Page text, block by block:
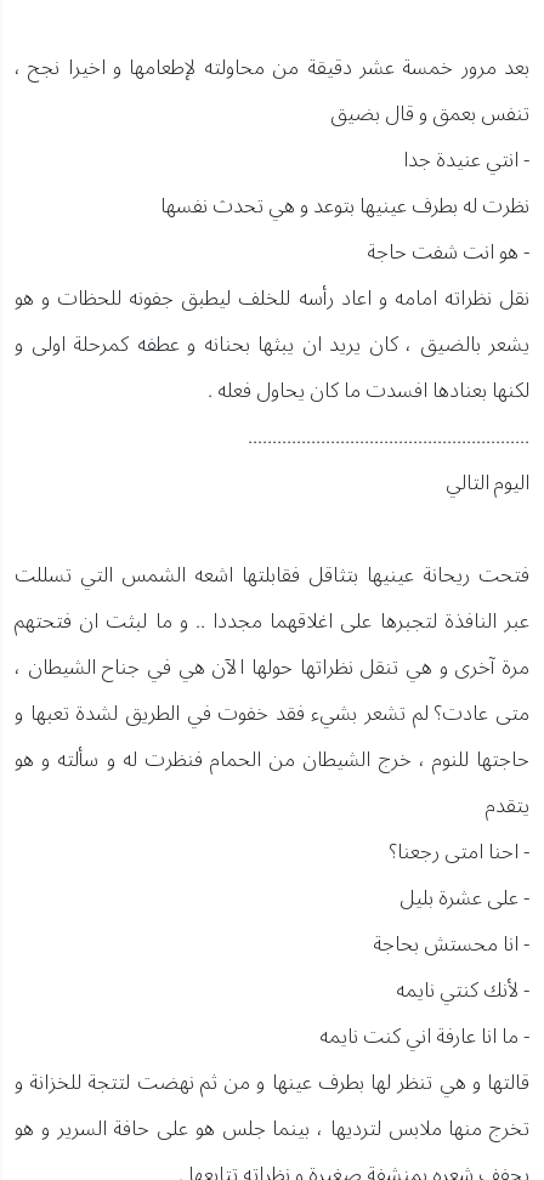
بعد مرور خمسة عشر دقيقة من محاولته لإطعامها و اخيرا نجح ،
تنفس بعمق و قال بضيق
- انتي عنيدة جدا
نظرت له بطرف عينيها بتوعد و هي تحدث نفسها
- هو انت شفت حاجة
نقل نظراته امامه و اعاد رأسه للخلف ليطبق جفونه للحظات و هو
يشعر بالضيق ، كان يريد ان يبثها بحنانه و عطفه كمرحلة اولى و
لكنها بعنادها افسدت ما كان يحاول فعله .
..........................................................
اليوم التالي
فتحت ريحانة عينيها بتثاقل فقابلتها اشعه الشمس التي تسللت
عبر النافذة لتجبرها على اغلاقهما مجددا .. و ما لبثت ان فتحتهم
مرة آخرى و هي تنقل نظراتها حولها الآن هي في جناح الشيطان ،
متى عادت؟ لم تشعر بشيء فقد خفوت في الطريق لشدة تعبها و
حاجتها للنوم ، خرج الشيطان من الحمام فنظرت له و سألته و هو
يتقدم
- احنا امتى رجعنا؟
- على عشرة بليل
- انا محستش بحاجة
- لأنك كنتي نايمه
- ما انا عارفة اني كنت نايمه
قالتها و هي تنظر لها بطرف عينها و من ثم نهضت لتتجة للخزانة و
تخرج منها ملابس لترديها ، بينما جلس هو على حافة السرير و هو